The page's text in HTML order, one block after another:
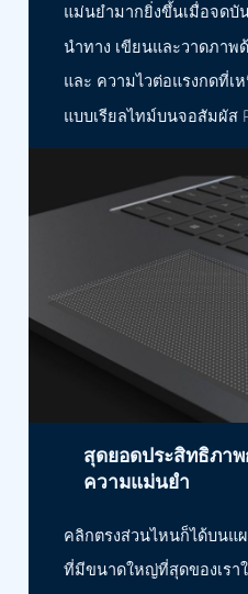
แม่นยำมากยิ่งขึ้นเมื่อจดบั
นำทาง เขียนและวาดภาพ
และ ความไวต่อแรงกดที่เ
แบบเรียลไทม์บนจอสัมผัส
สุดยอดประสิทธิภา
ความแม่นยำ
คลิกตรงส่วนไหนก็ได้บนแ
ที่มีขนาดใหญ่ที่สุดของเรา